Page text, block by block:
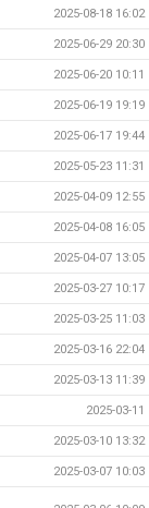
2025-08-18 16:02
2025-06-29 20:30
2025-06-20 10:11
2025-06-19 19:19
2025-06-17 19:44
2025-05-23 11:31
2025-04-09 12:55
2025-04-08 16:05
2025-04-07 13:05
2025-03-27 10:17
2025-03-25 11:03
2025-03-16 22:04
2025-03-13 11:39
2025-03-11
2025-03-10 13:32
2025-03-07 10:03